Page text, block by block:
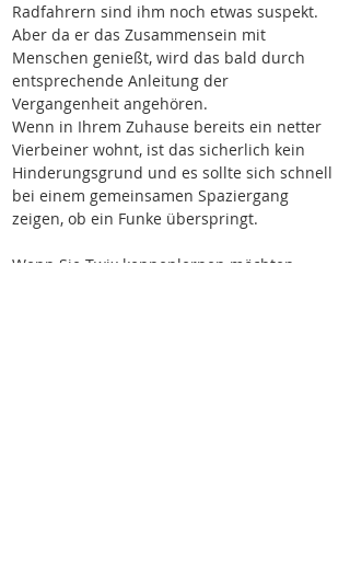
Radfahrern sind ihm noch etwas suspekt.
Aber da er das Zusammensein mit
Menschen genießt, wird das bald durch
entsprechende Anleitung der
Vergangenheit angehören.
Wenn in Ihrem Zuhause bereits ein netter
Vierbeiner wohnt, ist das sicherlich kein
Hinderungsgrund und es sollte sich schnell
bei einem gemeinsamen Spaziergang
zeigen, ob ein Funke überspringt.
Wenn Sie Twix kennenlernen möchten,